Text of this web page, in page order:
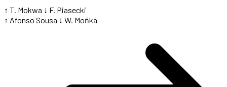
↑ T. Mokwa ↓ F. Piasecki
↑ Afonso Sousa ↓ W. Mońka